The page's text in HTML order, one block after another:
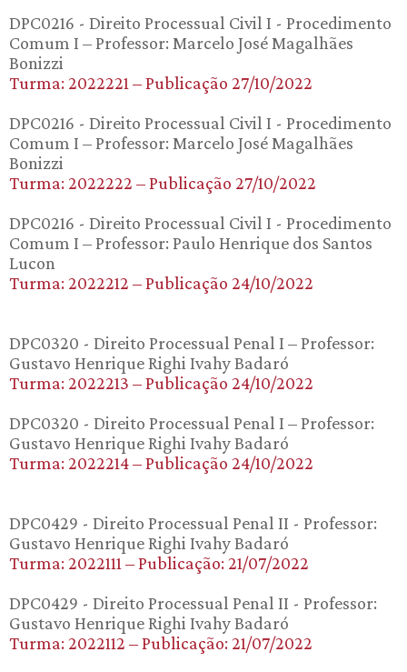
DPC0216 - Direito Processual Civil I - Procedimento
Comum I – Professor: Marcelo José Magalhães
Bonizzi
Turma: 2022221 – Publicação 27/10/2022
DPC0216 - Direito Processual Civil I - Procedimento
Comum I – Professor: Marcelo José Magalhães
Bonizzi
Turma: 2022222 – Publicação 27/10/2022
DPC0216 - Direito Processual Civil I - Procedimento
Comum I – Professor: Paulo Henrique dos Santos
Lucon
Turma: 2022212 – Publicação 24/10/2022
DPC0320 - Direito Processual Penal I – Professor:
Gustavo Henrique Righi Ivahy Badaró
Turma: 2022213 – Publicação 24/10/2022
DPC0320 - Direito Processual Penal I – Professor:
Gustavo Henrique Righi Ivahy Badaró
Turma: 2022214 – Publicação 24/10/2022
DPC0429 - Direito Processual Penal II - Professor:
Gustavo Henrique Righi Ivahy Badaró
Turma: 2022111 – Publicação: 21/07/2022
DPC0429 - Direito Processual Penal II - Professor:
Gustavo Henrique Righi Ivahy Badaró
Turma: 2022112 – Publicação: 21/07/2022